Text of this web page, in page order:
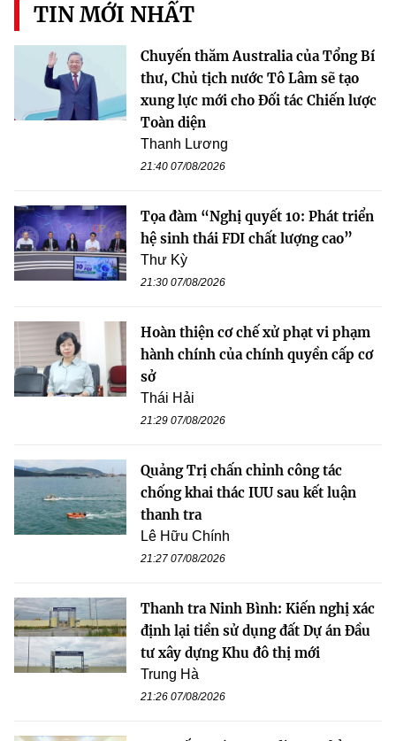
TIN MỚI NHẤT
Chuyến thăm Australia của Tổng Bí
thư, Chủ tịch nước Tô Lâm sẽ tạo
xung lực mới cho Đối tác Chiến lược
Toàn diện
Thanh Lương
21:40 07/08/2026
Tọa đàm “Nghị quyết 10: Phát triển
hệ sinh thái FDI chất lượng cao”
Thư Kỳ
21:30 07/08/2026
Hoàn thiện cơ chế xử phạt vi phạm
hành chính của chính quyền cấp cơ
sở
Thái Hải
21:29 07/08/2026
Quảng Trị chấn chỉnh công tác
chống khai thác IUU sau kết luận
thanh tra
Lê Hữu Chính
21:27 07/08/2026
Thanh tra Ninh Bình: Kiến nghị xác
định lại tiền sử dụng đất Dự án Đầu
tư xây dựng Khu đô thị mới
Trung Hà
21:26 07/08/2026